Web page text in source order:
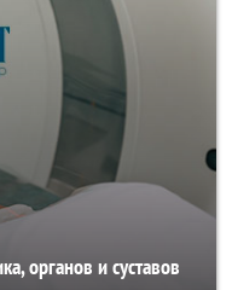
органов и суставов